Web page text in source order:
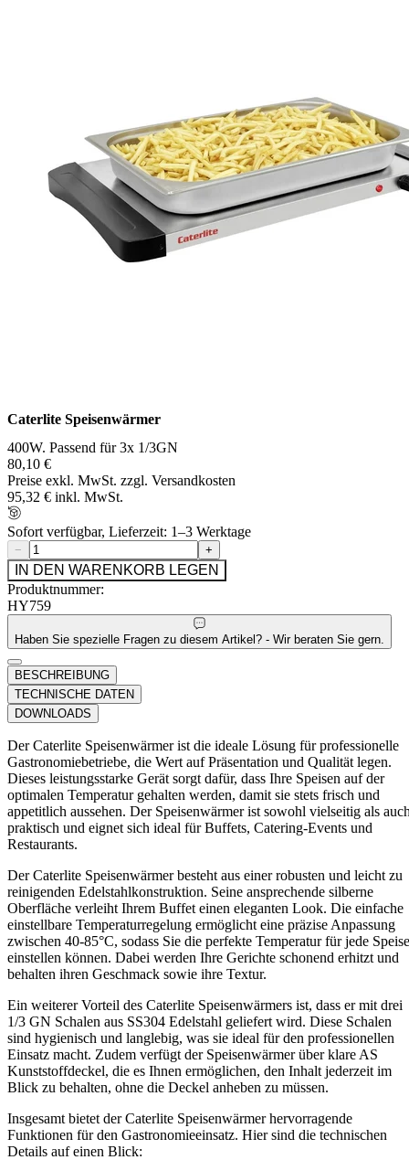
Caterlite Speisenwärmer
400W. Passend für 3x 1/3GN
80,10 €
Preise exkl. MwSt. zzgl. Versandkosten
95,32 € inkl. MwSt.
Sofort verfügbar, Lieferzeit: 1–3 Werktage
− +
IN DEN WARENKORB LEGEN
Produktnummer:
HY759
Haben Sie spezielle Fragen zu diesem Artikel? - Wir beraten Sie gern.
BESCHREIBUNG
TECHNISCHE DATEN
DOWNLOADS
Der Caterlite Speisenwärmer ist die ideale Lösung für professionelle
Gastronomiebetriebe, die Wert auf Präsentation und Qualität legen.
Dieses leistungsstarke Gerät sorgt dafür, dass Ihre Speisen auf der
optimalen Temperatur gehalten werden, damit sie stets frisch und
appetitlich aussehen. Der Speisenwärmer ist sowohl vielseitig als
praktisch und eignet sich ideal für Buffets, Catering-Events und
Restaurants.
Der Caterlite Speisenwärmer besteht aus einer robusten und leicht zu
reinigenden Edelstahlkonstruktion. Seine ansprechende silberne
Oberfläche verleiht Ihrem Buffet einen eleganten Look. Die einfache
einstellbare Temperaturregelung ermöglicht eine präzise Anpassung
zwischen 40-85°C, sodass Sie die perfekte Temperatur für jede Speise
einstellen können. Dabei werden Ihre Gerichte schonend erhitzt und
behalten ihren Geschmack sowie ihre Textur.
Ein weiterer Vorteil des Caterlite Speisenwärmers ist, dass er mit drei
1/3 GN Schalen aus SS304 Edelstahl geliefert wird. Diese Schalen
sind hygienisch und langlebig, was sie ideal für den professionellen
Einsatz macht. Zudem verfügt der Speisenwärmer über klare AS
Kunststoffdeckel, die es Ihnen ermöglichen, den Inhalt jederzeit im
Blick zu behalten, ohne die Deckel anheben zu müssen.
Insgesamt bietet der Caterlite Speisenwärmer hervorragende
Funktionen für den Gastronomieeinsatz. Hier sind die technischen
Details auf einen Blick: